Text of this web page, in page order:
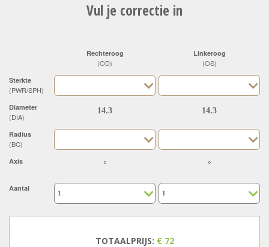
Vul je correctie in
Sterkte
(PWR/SPH)
Diameter
(DIA)
Radius
(BC)
Axis
Aantal
Rechteroog
(OD)
Linkeroog
(OS)
TOTAALPRIJS: € 72